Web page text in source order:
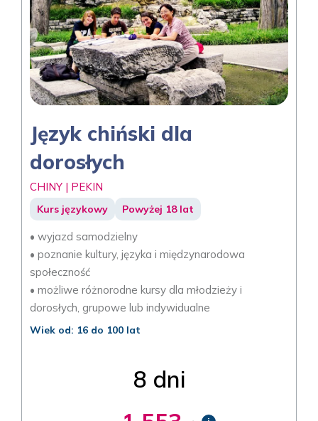
Język chiński dla
dorosłych
CHINY | PEKIN
Kurs językowy Powyżej 18 lat
• wyjazd samodzielny
• poznanie kultury, języka i międzynarodowa
społeczność
• możliwe różnorodne kursy dla młodzieży i
dorosłych, grupowe lub indywidualne
Wiek od: 16 do 100 lat
8 dni